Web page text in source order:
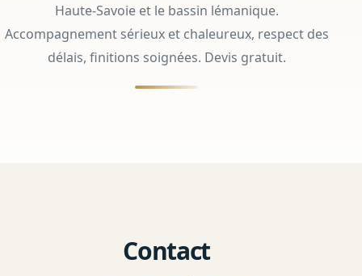
Haute‑Savoie et le bassin lémanique.
Accompagnement sérieux et chaleureux, respect des
délais, finitions soignées. Devis gratuit.
Contact